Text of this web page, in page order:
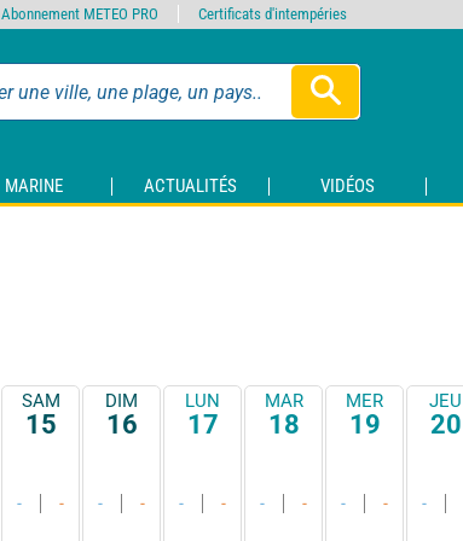
MARINE ACTUALITÉS VIDÉOS
SAM
15
- -
DIM
16
- -
LUN
17
- -
MAR
18
- -
MER
19
- -
JEU
20
-
Abonnement METEO PRO Certificats d'intempéries